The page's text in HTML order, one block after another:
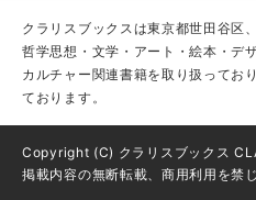
クラリスブックスは東京都世田谷区
哲学思想・文学・アート・絵本・デ
カルチャー関連書籍を取り扱ってお
ております。
Copyright (C) クラリスブックス
掲載内容の無断転載、商用利用を禁